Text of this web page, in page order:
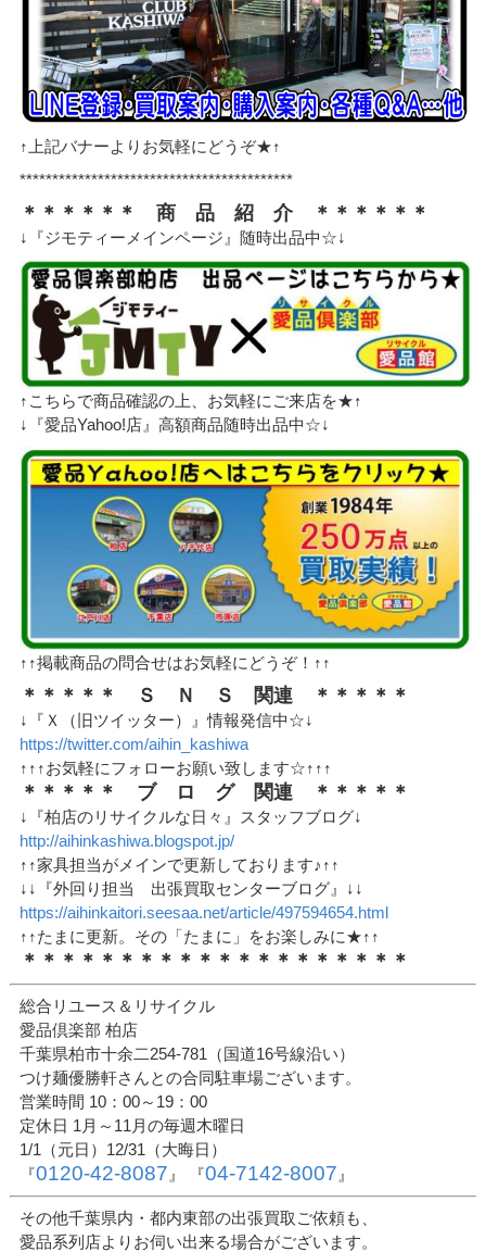
↑上記バナーよりお気軽にどうぞ★↑
******************************************
＊＊＊＊＊＊ 商 品 紹 介 ＊＊＊＊＊＊
↓『ジモティーメインページ』随時出品中☆↓
↑こちらで商品確認の上、お気軽にご来店を★↑
↓『愛品Yahoo!店』高額商品随時出品中☆↓
↑↑掲載商品の問合せはお気軽にどうぞ！↑↑
＊＊＊＊＊ Ｓ Ｎ Ｓ 関連 ＊＊＊＊＊
↓『Ｘ（旧ツイッター）』情報発信中☆↓
https://twitter.com/aihin_kashiwa
↑↑↑お気軽にフォローお願い致します☆↑↑↑
＊＊＊＊＊ ブ ロ グ 関連 ＊＊＊＊＊
↓『柏店のリサイクルな日々』スタッフブログ↓
http://aihinkashiwa.blogspot.jp/
↑↑家具担当がメインで更新しております♪↑↑
↓↓『外回り担当 出張買取センターブログ』↓↓
https://aihinkaitori.seesaa.net/article/497594654.html
↑↑たまに更新。その「たまに」をお楽しみに★↑↑
＊＊＊＊＊＊＊＊＊＊＊＊＊＊＊＊＊＊＊＊
総合リユース＆リサイクル
愛品倶楽部 柏店
千葉県柏市十余二254-781（国道16号線沿い）
つけ麺優勝軒さんとの合同駐車場ございます。
営業時間 10：00～19：00
定休日 1月～11月の毎週木曜日
1/1（元日）12/31（大晦日）
『0120-42-8087 』 『04-7142-8007 』
その他千葉県内・都内東部の出張買取ご依頼も、
愛品系列店よりお伺い出来る場合がございます。